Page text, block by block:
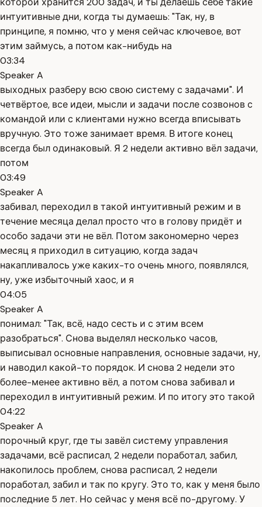
интуитивные дни, когда ты думаешь: "Так, ну, в
принципе, я помню, что у меня сейчас ключевое, вот
этим займусь, а потом как-нибудь на
03:34
Speaker A
выходных разберу всю свою систему с задачами". И
четвёртое, все идеи, мысли и задачи после созвонов с
командой или с клиентами нужно всегда вписывать
вручную. Это тоже занимает время. В итоге конец
всегда был одинаковый. Я 2 недели активно вёл задачи,
потом
03:49
Speaker A
забивал, переходил в такой интуитивный режим и в
течение месяца делал просто что в голову придёт и
особо задачи эти не вёл. Потом закономерно через
месяц я приходил в ситуацию, когда задач
накапливалось уже каких-то очень много, появлялся,
ну, уже избыточный хаос, и я
04:05
Speaker A
понимал: "Так, всё, надо сесть и с этим всем
разобраться". Снова выделял несколько часов,
выписывал основные направления, основные задачи, ну,
и наводил какой-то порядок. И снова 2 недели это
более-менее активно вёл, а потом снова забивал и
переходил в интуитивный режим. И по итогу это такой
04:22
Speaker A
порочный круг, где ты завёл систему управления
задачами, всё расписал, 2 недели поработал, забил,
накопилось проблем, снова расписал, 2 недели
поработал, забил и так по кругу. Это то, как у меня было
последние 5 лет. Но сейчас у меня всё по-другому. У